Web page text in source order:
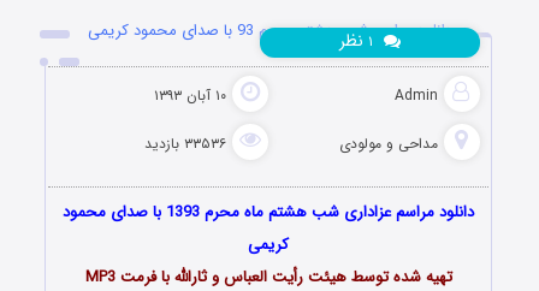
دانلود مراسم شب هشتم محرم 93 با صدای محمود کریمی
Admin ۱۰ آبان ۱۳۹۳
مداحی و مولودی ۳۳۵۳۶ بازدید
نظر
دانلود مراسم عزاداری شب هشتم ماه محرم 1393 با صدای محمود
کریمی
تهیه شده توسط هیئت رأیت العباس و ثارالله با فرمت MP3